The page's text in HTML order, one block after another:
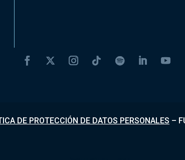
DE PROTECCIÓN DE DATOS PERSONALES –